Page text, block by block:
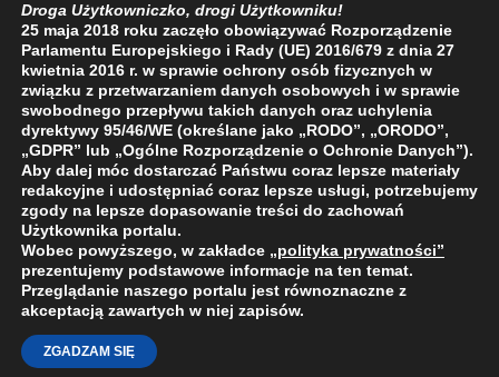
XIV Jasielski Marsz Wolności
31 lipca 2026 | 11:44
Facebook
X YouTube
2009 - 2026 © Wszelkie prawa zastrzeżone
O NAS
REDAKCJA POLITYKA PRYWATNOŚCI
Droga Użytkowniczko, drogi Użytkowniku!
25 maja 2018 roku zaczęło obowiązywać Rozporządzenie
Parlamentu Europejskiego i Rady (UE) 2016/679 z dnia 27
kwietnia 2016 r. w sprawie ochrony osób fizycznych w
związku z przetwarzaniem danych osobowych i w sprawie
swobodnego przepływu takich danych oraz uchylenia
dyrektywy 95/46/WE (określane jako „RODO”, „ORODO”,
„GDPR” lub „Ogólne Rozporządzenie o Ochronie Danych”).
Aby dalej móc dostarczać Państwu coraz lepsze materiały
redakcyjne i udostępniać coraz lepsze usługi, potrzebujemy
zgody na lepsze dopasowanie treści do zachowań
Użytkownika portalu.
Wobec powyższego, w zakładce „polityka prywatności”
prezentujemy podstawowe informacje na ten temat.
Przeglądanie naszego portalu jest równoznaczne z
akceptacją zawartych w niej zapisów.
ZGADZAM SIĘ